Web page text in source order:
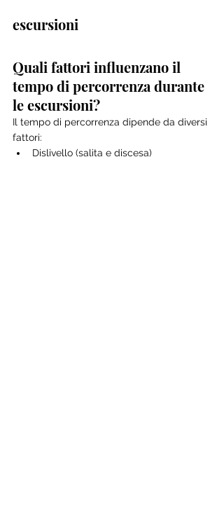
escursioni
Quali fattori influenzano il
tempo di percorrenza durante
le escursioni?
Il tempo di percorrenza dipende da diversi
fattori:
Dislivello (salita e discesa)